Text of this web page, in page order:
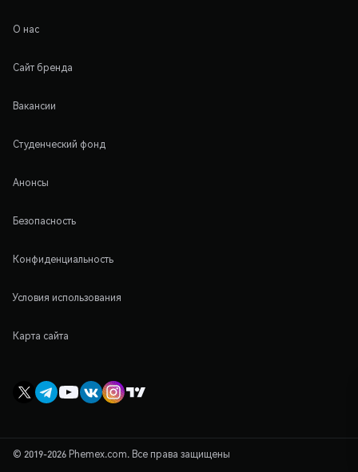
О нас
Сайт бренда
Вакансии
Студенческий фонд
Анонсы
Безопасность
Конфиденциальность
Условия использования
Карта сайта
© 2019-2026 Phemex.com. Все права защищены